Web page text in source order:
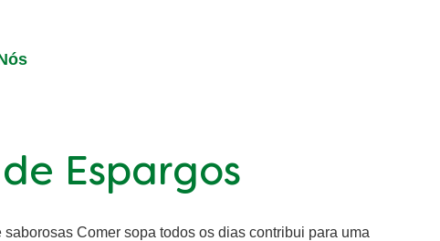
Espargos
saborosas Comer sopa todos os dias contribui para uma